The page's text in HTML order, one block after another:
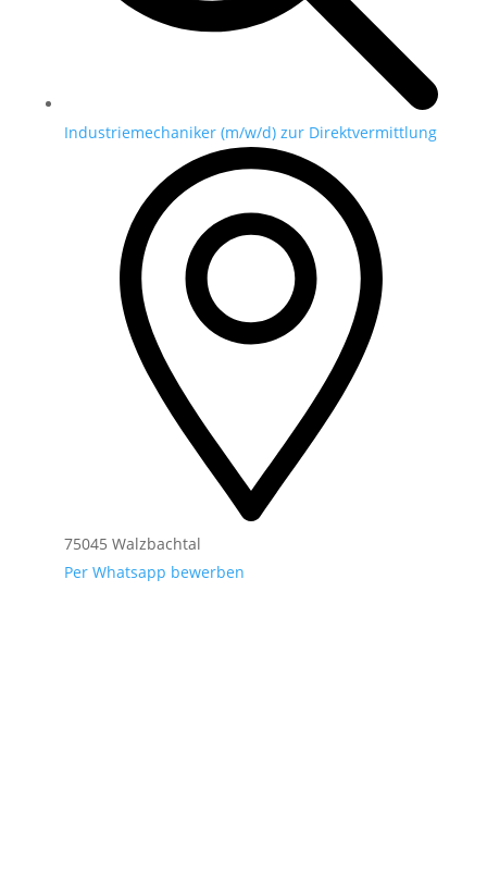
Industriemechaniker (m/w/d) zur Direktvermittlung
75045 Walzbachtal
Per Whatsapp bewerben